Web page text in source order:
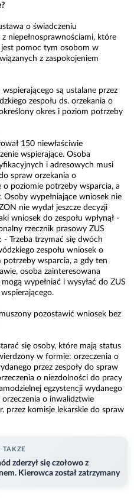
o świadczeniu
niepełnosprawnościami, które
jest pomoc tym osobom w
z zaspokojeniem
są ustalane przez
zespołu ds. orzekania o
okres i poziom potrzeby
150 niewłaściwie
wspierające. Osoba
i adresowych musi
spraw orzekania o
o poziomie potrzeby wsparcia, a
wypełniające wniosek nie
nie wydał jeszcze decyzji
wniosek do zespołu wpłynął -
rzecznik prasowy ZUS
Trzeba trzymać się dwóch
zespołu wniosek o
potrzeby wsparcia, a gdy ten
osoba zainteresowana
wypełniać i wysyłać do ZUS
pozostawić wniosek bez
się osoby, które mają status
w formie: orzeczenia o
przez zespoły do spraw
o niezdolności do pracy
egzystencji wydanego
orzeczenia o inwalidztwie
przez komisje lekarskie do spraw
TAKZE
zderzył się czołowo z
Kierowca został zatrzymany